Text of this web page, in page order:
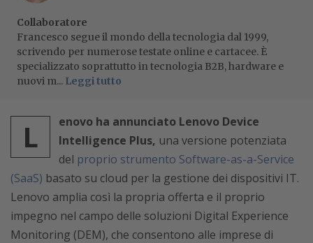
Collaboratore
Francesco segue il mondo della tecnologia dal 1999,
scrivendo per numerose testate online e cartacee. È
specializzato soprattutto in tecnologia B2B, hardware e
nuovi m... Leggi tutto
L
enovo ha annunciato Lenovo Device
Intelligence Plus, una versione potenziata
del proprio strumento Software-as-a-Service
(SaaS) basato su cloud per la gestione dei dispositivi IT.
Lenovo amplia così la propria offerta e il proprio
impegno nel campo delle soluzioni Digital Experience
Monitoring (DEM), che consentono alle imprese di